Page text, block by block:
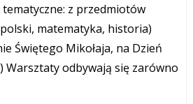
tematyczne: z przedmiotów
matematyka, historia)
Świętego Mikołaja, na Dzień
Warsztaty odbywają się zarówno